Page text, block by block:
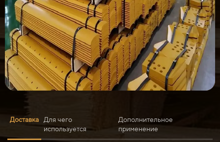
Доставка
Для чего
используется
Дополнительное
применение